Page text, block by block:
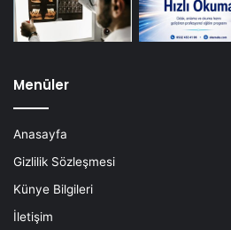
Menüler
Anasayfa
Gizlilik Sözleşmesi
Künye Bilgileri
İletişim